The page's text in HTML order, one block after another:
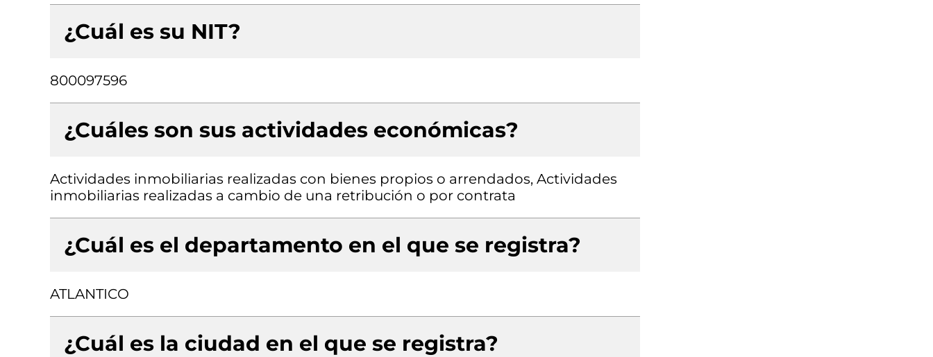
¿Cuál es su NIT?
800097596
¿Cuáles son sus actividades económicas?
Actividades inmobiliarias realizadas con bienes propios o arrendados, Actividades
inmobiliarias realizadas a cambio de una retribución o por contrata
¿Cuál es el departamento en el que se registra?
ATLANTICO
¿Cuál es la ciudad en el que se registra?